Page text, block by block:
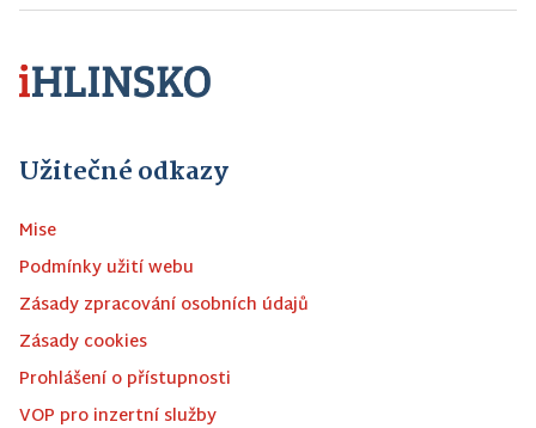
Užitečné odkazy
Mise
Podmínky užití webu
Zásady zpracování osobních údajů
Zásady cookies
Prohlášení o přístupnosti
VOP pro inzertní služby